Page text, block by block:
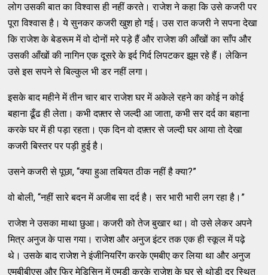
लोग उसकी बात का विश्वास ही नहीं करते। राजेश ने कहा कि उसे कजरी पर
पूरा विश्वास है। ये सुनकर कजरी खुश हो गई। उस रात कजरी ने सपना देखा
कि राजेश के बेडरूम में वो दोनों मरे पड़े हैं और राजेश की आँखों का साँप और
उसकी आँखों की नागिन एक दूसरे के इर्द गिर्द लिपटकर झूम रहे हैं। लेकिन
उसे इस सपने से बिल्कुल भी डर नहीं लगा।
इसके बाद महीने में तीन चार बार राजेश घर में अकेले रहने का कोई न कोई
बहाना ढूँढ ही लेता। कभी दफ़्तर से जल्दी आ जाता, कभी सर दर्द का बहाना
करके घर में ही पड़ा रहता। एक दिन वो दफ़्तर से जल्दी घर आया तो देखा
कजरी बिस्तर पर पड़ी हुई है।
उसने कजरी से पूछा, “क्या हुआ तबियत ठीक नहीं है क्या?”
वो बोली, “नहीं सारे बदन में अजीब सा दर्द है। सर भारी भारी लग रहा है।”
राजेश ने उसका माथा छुआ। कजरी को तेज बुखार था। वो उसे लेकर अपने
मित्र अनुज के पास गया। राजेश और अनुज इंटर तक एक ही स्कूल में पढ़े
थे। उसके बाद राजेश ने इंजीनियरिंग करके एमबीए कर लिया था और अनुज
एमबीबीएस और फिर मेडिसिन में एमडी करके राजेश के घर से थोड़ी दूर स्थित